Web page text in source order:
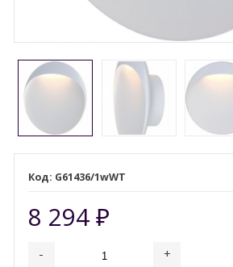
G61436/1wWT
8 294 ₽
- +
Добавляется...
Добавлен